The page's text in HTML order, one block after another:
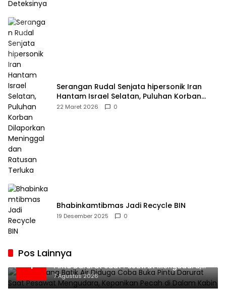
Serangan Rudal Senjata hipersonik Iran
Hantam Israel Selatan, Puluhan Korban
Dilaporkan Meninggal dan Ratusan Terluka
22 Maret 2026 0
Bhabinkamtibmas Jadi Recycle BIN
19 Desember 2025 0
Pos Lainnya
1
Penumpang Batik Air Diduga Coba Buka
Pintu Darurat Saat Pesawat Mengudara,
Kepanikan Pecah di Dalam Kabin
7 Agustus 2026